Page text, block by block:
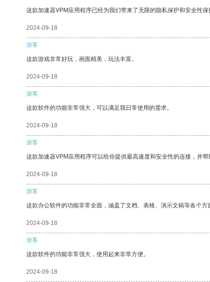
这款加速器VPM应用程序已经为我们带来了无限的隐私保护和安全性保
2024-09-18
游客
这款游戏非常好玩，画面精美，玩法丰富。
2024-09-18
游客
这款软件的功能非常强大，可以满足我日常使用的需求。
2024-09-18
游客
这款加速器VPM应用程序可以给你提供最高速度和安全性的连接，并帮
2024-09-18
游客
这款办公软件的功能非常全面，涵盖了文档、表格、演示文稿等各个
2024-09-18
游客
这款软件的功能非常强大，使用起来非常方便。
2024-09-18